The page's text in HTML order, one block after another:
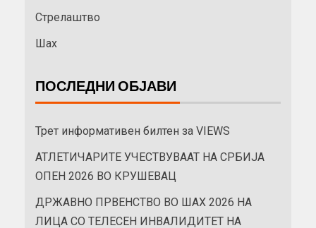
Стрелаштво
Шах
ПОСЛЕДНИ ОБЈАВИ
Трет информативен билтен за VIEWS
АТЛЕТИЧАРИТЕ УЧЕСТВУВААТ НА СРБИЈА
ОПЕН 2026 ВО КРУШЕВАЦ
ДРЖАВНО ПРВЕНСТВО ВО ШАХ 2026 НА
ЛИЦА СО ТЕЛЕСЕН ИНВАЛИДИТЕТ НА